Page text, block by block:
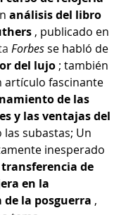
análisis del libro
, publicado en
Forbesse habló de
del lujo ; también
artículo fascinante
de las
y las ventajas del
las subastas; Un
inesperado
transferencia de
en la
de la posguerra ,